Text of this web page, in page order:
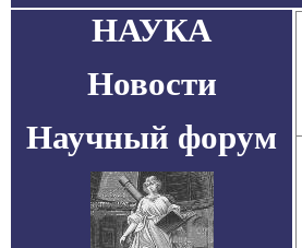
НАУКА
Новости
Научный форум